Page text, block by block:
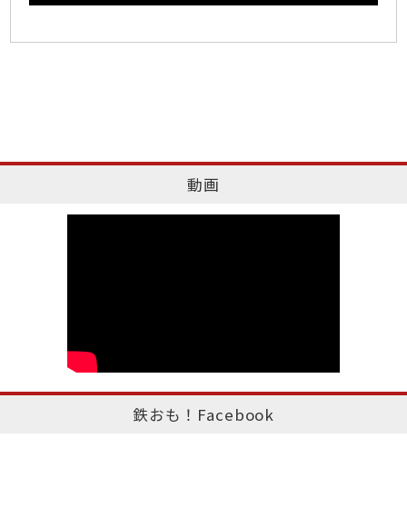
動画
鉄おも！Facebook